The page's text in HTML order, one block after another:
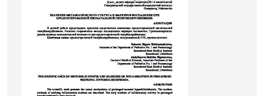
поражения почек у детей является необходимым
условием для профилактики развития и
прогрессирования ренального поражения. В нашей
работе мы изучали влияние избыточной массы тела и
ожирения у детей на функцию канальцевого аппарата
почек и скорость клубочковой фильтрации.